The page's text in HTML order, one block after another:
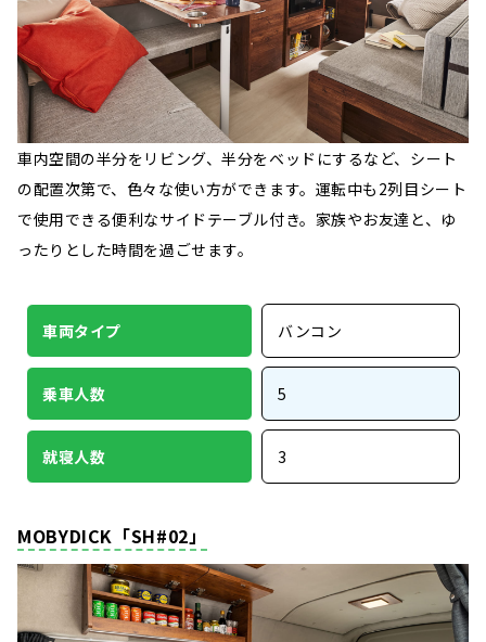
車内空間の半分をリビング、半分をベッドにするなど、シート
の配置次第で、色々な使い方ができます。運転中も2列目シート
で使用できる便利なサイドテーブル付き。家族やお友達と、ゆ
ったりとした時間を過ごせます。
車両タイプ バンコン
乗車人数 5
就寝人数 3
MOBYDICK「SH#02」